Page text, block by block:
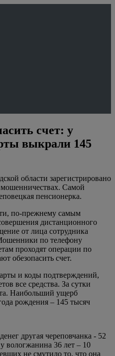
счет: у
выкрали 145
области зарегистрировано
Самой
пенсионерка.
по-прежнему самым
дистанционного
от лица сотрудника
по телефону
проходят операции по
обезопасить счет.
и коды подтверждений,
все средства. За сутки
Наибольший ущерб
рождения – 145 тысяч
другая череповчанка - 52
вологжанина 36 лет – 10
не смутило то, что она